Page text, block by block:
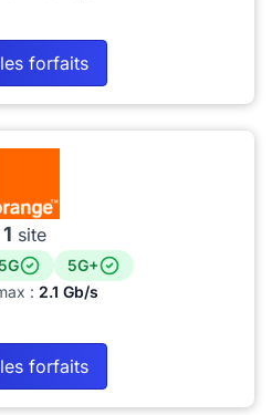
forfaits
1 site
5G+
: 2.1 Gb/s
forfaits